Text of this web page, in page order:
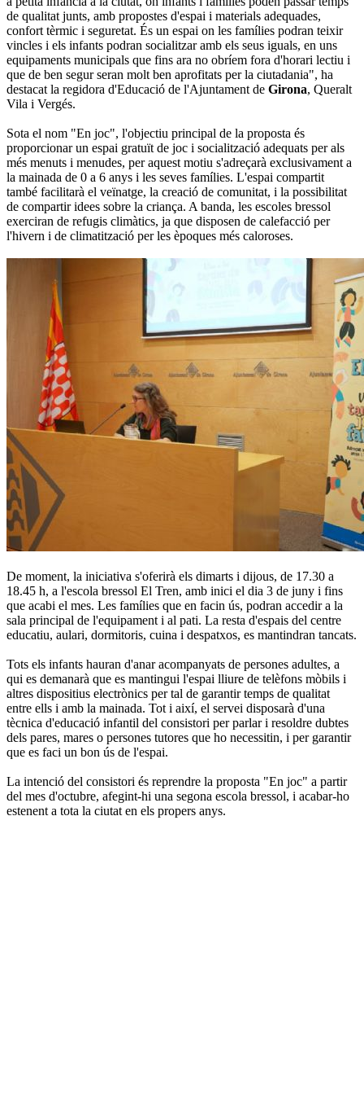
de qualitat junts, amb propostes d'espai i materials adequades,
confort tèrmic i seguretat. És un espai on les famílies podran teixir
vincles i els infants podran socialitzar amb els seus iguals, en uns
equipaments municipals que fins ara no obríem fora d'horari lectiu i
que de ben segur seran molt ben aprofitats per la ciutadania", ha
destacat la regidora d'Educació de l'Ajuntament de Girona, Queralt
Vila i Vergés.
Sota el nom "En joc", l'objectiu principal de la proposta és
proporcionar un espai gratuït de joc i socialització adequats per als
més menuts i menudes, per aquest motiu s'adreçarà exclusivament a
la mainada de 0 a 6 anys i les seves famílies. L'espai compartit
també facilitarà el veïnatge, la creació de comunitat, i la possibilitat
de compartir idees sobre la criança. A banda, les escoles bressol
exerciran de refugis climàtics, ja que disposen de calefacció per
l'hivern i de climatització per les èpoques més caloroses.
De moment, la iniciativa s'oferirà els dimarts i dijous, de 17.30 a
18.45 h, a l'escola bressol El Tren, amb inici el dia 3 de juny i fins
que acabi el mes. Les famílies que en facin ús, podran accedir a la
sala principal de l'equipament i al pati. La resta d'espais del centre
educatiu, aulari, dormitoris, cuina i despatxos, es mantindran tancats.
Tots els infants hauran d'anar acompanyats de persones adultes, a
qui es demanarà que es mantingui l'espai lliure de telèfons mòbils i
altres dispositius electrònics per tal de garantir temps de qualitat
entre ells i amb la mainada. Tot i així, el servei disposarà d'una
tècnica d'educació infantil del consistori per parlar i resoldre dubtes
dels pares, mares o persones tutores que ho necessitin, i per garantir
que es faci un bon ús de l'espai.
La intenció del consistori és reprendre la proposta "En joc" a partir
del mes d'octubre, afegint-hi una segona escola bressol, i acabar-ho
estenent a tota la ciutat en els propers anys.